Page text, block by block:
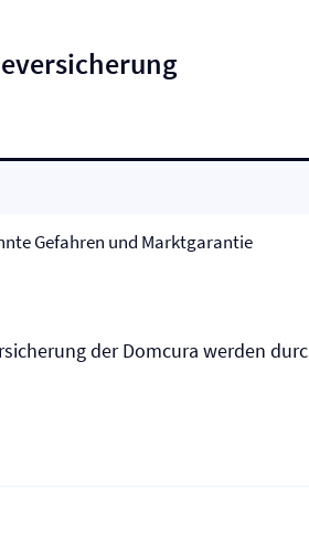
Gefahren und Marktgarantie
der Domcura werden